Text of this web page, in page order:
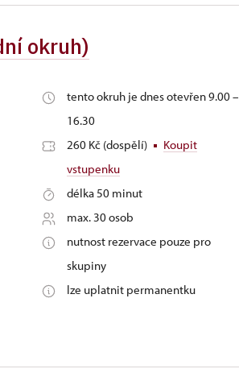
okruh)
tento okruh je dnes otevřen 9.00 –
16.30
260 Kč (dospělí)
Koupit
vstupenku
délka 50 minut
max. 30 osob
nutnost rezervace pouze pro
skupiny
lze uplatnit permanentku